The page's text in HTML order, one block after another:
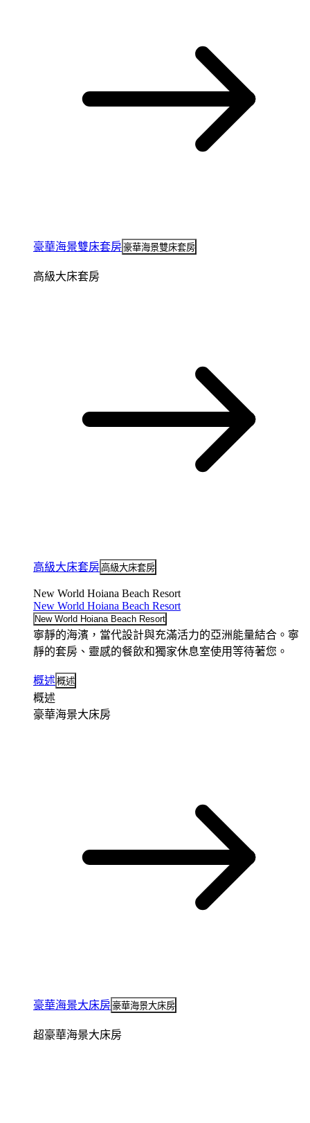
豪華海景雙床套房豪華海景雙床套房
高級大床套房
高級大床套房高級大床套房
New World Hoiana Beach Resort
New World Hoiana Beach Resort
New World Hoiana Beach Resort
寧靜的海濱，當代設計與充滿活力的亞洲能量結合。寧
靜的套房、靈感的餐飲和獨家休息室使用等待著您。
概述概述
概述
豪華海景大床房
豪華海景大床房豪華海景大床房
超豪華海景大床房